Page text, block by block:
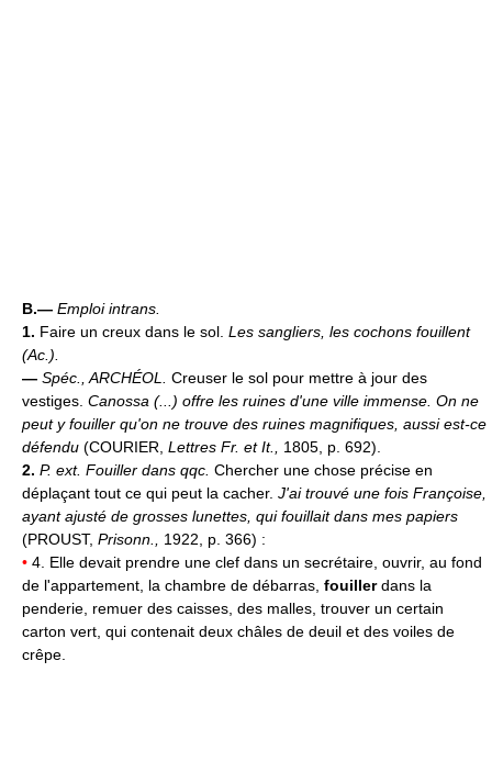
B.— Emploi intrans.
1. Faire un creux dans le sol. Les sangliers, les cochons fouillent
(Ac.).
— Spéc.,ARCHÉOL. Creuser le sol pour mettre à jour des
vestiges. Canossa (...) offre les ruines d'une ville immense. On ne
peut y fouiller qu'on ne trouve des ruines magnifiques, aussi est-ce
défendu (COURIER, Lettres Fr. et It., 1805, p. 692).
2. P. ext. Fouiller dans qqc. Chercher une chose précise en
déplaçant tout ce qui peut la cacher. J'ai trouvé une fois Françoise,
ayant ajusté de grosses lunettes, qui fouillait dans mes papiers
(PROUST, Prisonn., 1922, p. 366) :
• 4. Elle devait prendre une clef dans un secrétaire, ouvrir, au fond
de l'appartement, la chambre de débarras, fouillerdans la
penderie, remuer des caisses, des malles, trouver un certain
carton vert, qui contenait deux châles de deuil et des voiles de
crêpe.